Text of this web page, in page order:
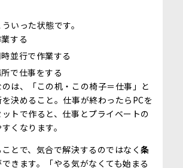
いった状態です。
する
並行で作業する
で仕事をする
は、「この机・この椅子＝仕事」と
決めること。仕事が終わったらPCを
トで作ると、仕事とプライベートの
くなります。
とで、気合で解決するのではなく条
きます。「やる気がなくても始まる